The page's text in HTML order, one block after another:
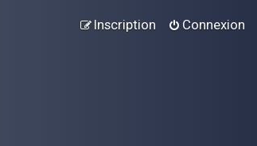
Connexion
Inscription